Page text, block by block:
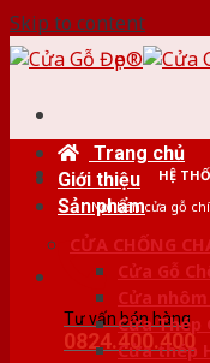
Skip to content
HỆ
Nơi bán cửa gỗ
Tư vấn bán hàng
0824.400.400
Trang chủ
Giới thiệu
Sản phẩm
CỬA CHỐNG
Cửa Gỗ
Cửa
Cửa Thép
Cửa thép